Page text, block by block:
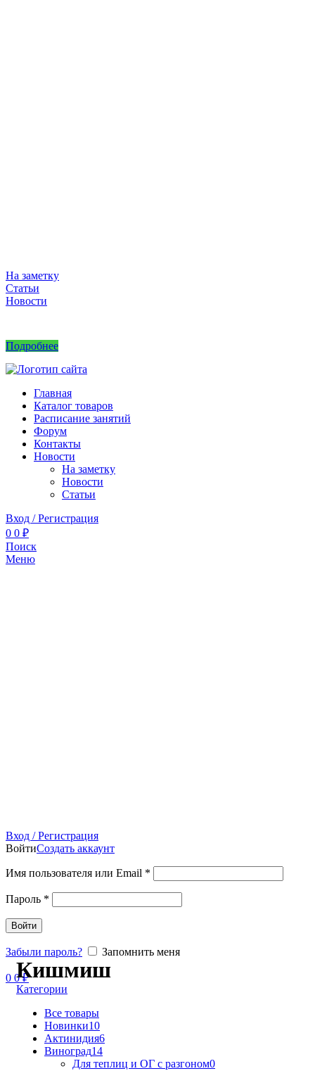
На заметку
Статьи
Новости
Подробнее
Главная
Каталог товаров
Расписание занятий
Форум
Контакты
Новости
На заметку
Новости
Статьи
Вход / Регистрация
0 0 ₽
Поиск
Меню
Вход / Регистрация
ВойтиСоздать аккаунт
Имя пользователя или Email *
Пароль *
Войти
Забыли пароль? Запомнить меня
0 0₽
Кишмиш
Категории
Все товары
Новинки10
Актинидия6
Виноград14
Для теплиц и ОГ с разгоном0